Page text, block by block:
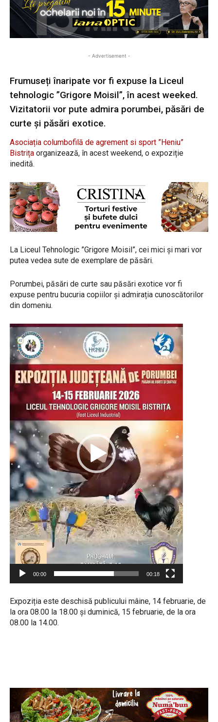
- Advertisement -
Frumuseți înaripate vor fi expuse la Liceul
tehnologic ”Grigore Moisil”, în acest weeked.
Vizitatorii vor pute admira porumbei, păsări de
curte și păsări exotice.
Asociația columbofilă de agrement si sport ”Heniu”
Bistrița organizează, în acest weekend, o expoziție
inedită.
La Liceul Tehnologic ”Grigore Moisil”, cei mici și mari vor
putea vedea sute de exemplare de păsări.
Porumbei, păsări de curte sau păsări exotice vor fi
expuse pentru bucuria copiilor și admirația cunoscătorilor
din domeniu.
P
a
y
v
i
e
o
00:00 00:18
Expoziția este deschisă publicului mâine, 14 februarie, de
la ora 08.00 la 18.00 și duminică, 15 februarie, de la ora
08.00 la 14.00.